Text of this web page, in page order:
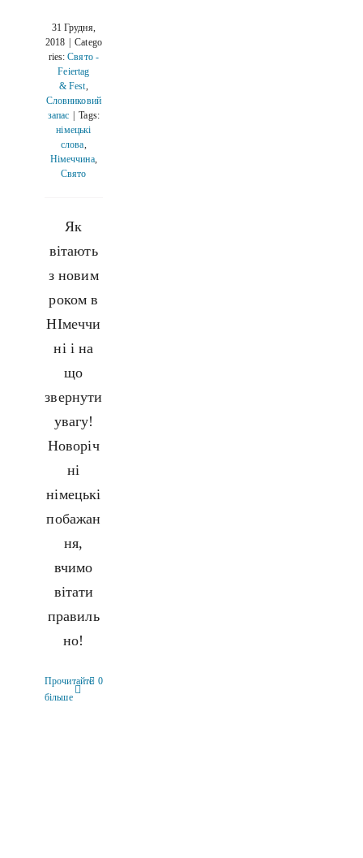
31 Грудня,
2018
Catego
ries:Свято -
Feiertag
& Fest,
Словниковий
запас
Tags:
німецькі
слова,
Німеччина,
Свято
Як
вітають
з новим
роком в
НІмеччи
ні і на
що
звернути
увагу!
Новоріч
ні
німецькі
побажан
ня,
вчимо
вітати
правиль
но!
Прочитайте
більше
0